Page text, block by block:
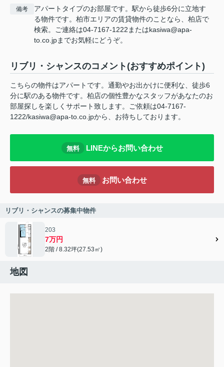
備考
アパートタイプのお部屋です。駅から徒歩6分に立地す
る物件です。柏市エリアの賃貸物件のことなら、柏店で
検索。ご連絡は04-7167-1222またはkasiwa@apa-
to.co.jpまでお気軽にどうぞ。
リブリ・シャンスのコメント(おすすめポイント)
こちらの物件はアパートです。通勤やお出かけに便利な、徒歩6
分に駅のある物件です。柏店の個性豊かなスタッフがあなたのお
部屋探しを楽しくサポート致します。ご依頼は04-7167-
1222/kasiwa@apa-to.co.jpから、お待ちしております。
無料 LINEからお問い合わせ
無料 お問い合わせ
リブリ・シャンスの募集中物件
203
7万円
2階 / 8.32坪(27.53㎡)
地図